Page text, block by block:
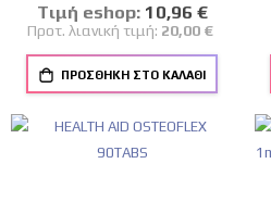
Tιμή eshop: Ειδική
Τιμή
10,96 €
Προτ. λιανική τιμή: 20,00 €
ΠΡΟΣΘΉΚΗ ΣΤΟ ΚΑΛΆΘΙ